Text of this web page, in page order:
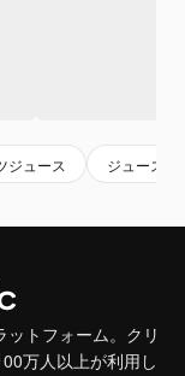
ジュース ジュース
トフォーム。クリ
万人以上が利用し